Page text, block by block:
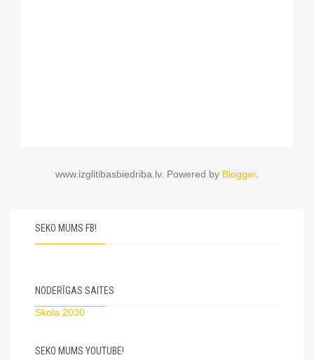
www.izglitibasbiedriba.lv. Powered by Blogger.
SEKO MUMS FB!
NODERĪGAS SAITES
Skola 2030
SEKO MUMS YOUTUBE!